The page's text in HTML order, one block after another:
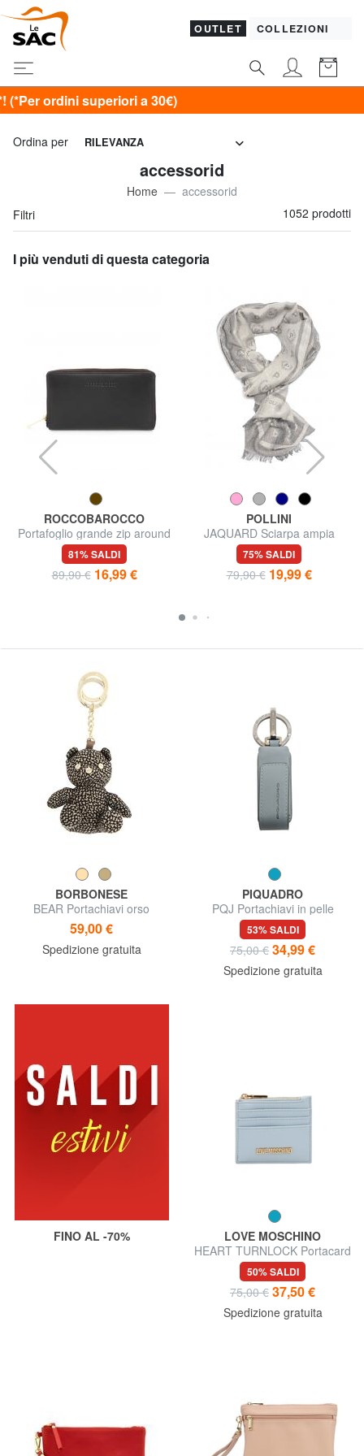
OUTLET COLLEZIONI
a 30€)
Ordina per RILEVANZA
accessorid
Home
accessorid
Filtri
1052 prodotti
I più venduti di questa categoria
ROCCOBAROCCO
Portafoglio grande zip around
in pelle
81% SALDI
89,90 € 16,99 €
POLLINI
JAQUARD Sciarpa ampia
75% SALDI
79,90 € 19,99 €
BORBONESE
BEAR Portachiavi orso
59,00 €
Spedizione gratuita
PIQUADRO
PQJ Portachiavi in pelle
53% SALDI
75,00 € 34,99 €
Spedizione gratuita
FINO AL -70%
LOVE MOSCHINO
HEART TURNLOCK Portacard
/ Portamonete
50% SALDI
75,00 € 37,50 €
Spedizione gratuita